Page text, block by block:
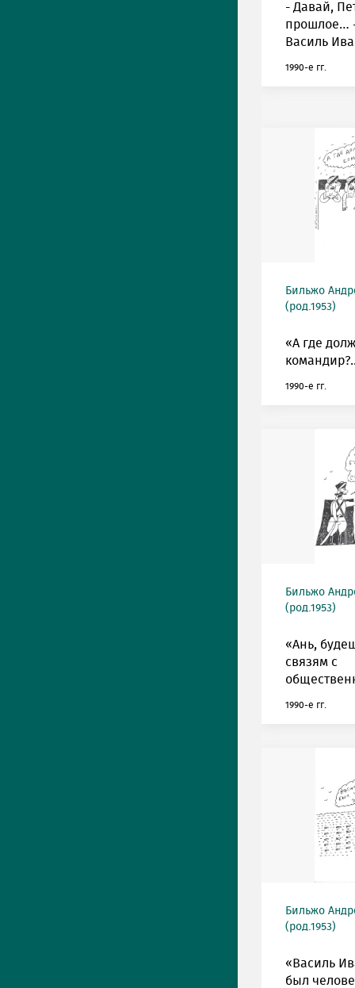
- Давай,
прошлое…
Василь
1990-е гг.
Бильжо
(род.1953)
«А где
1990-е гг.
Бильжо
(род.1953)
«Ань,
связям с
1990-е гг.
Бильжо
(род.1953)
«Василь
был